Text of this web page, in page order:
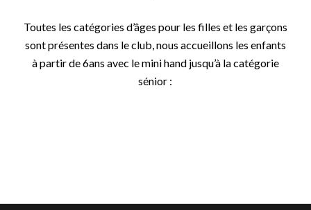
Toutes les catégories d’âges pour les filles et les garçons
sont présentes dans le club, nous accueillons les enfants
à partir de 6ans avec le mini hand jusqu’à la catégorie
sénior :